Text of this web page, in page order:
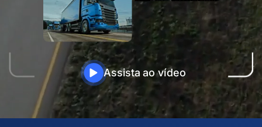
Assista ao vídeo